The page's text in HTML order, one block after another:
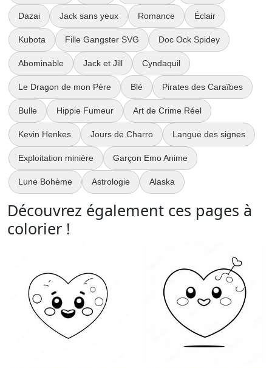
Dazai Jack sans yeux Romance Éclair
Kubota Fille Gangster SVG Doc Ock Spidey
Abominable Jack et Jill Cyndaquil
Le Dragon de mon Père Blé Pirates des Caraïbes
Bulle Hippie Fumeur Art de Crime Réel
Kevin Henkes Jours de Charro Langue des signes
Exploitation minière Garçon Emo Anime
Lune Bohème Astrologie Alaska
Découvrez également ces pages à
colorier !